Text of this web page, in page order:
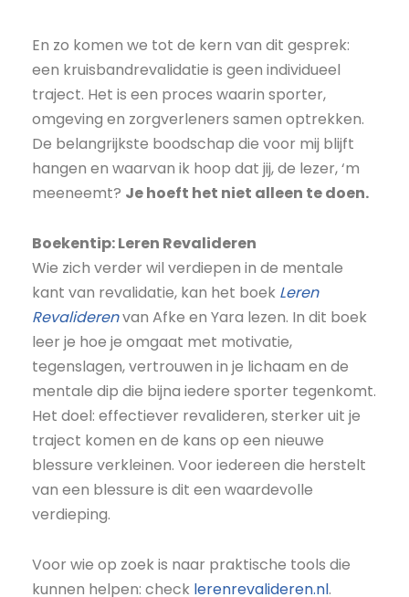
En zo komen we tot de kern van dit gesprek:
een kruisbandrevalidatie is geen individueel
traject. Het is een proces waarin sporter,
omgeving en zorgverleners samen optrekken.
De belangrijkste boodschap die voor mij blijft
hangen en waarvan ik hoop dat jij, de lezer, ‘m
meeneemt? Je hoeft het niet alleen te doen.
Boekentip: Leren Revalideren
Wie zich verder wil verdiepen in de mentale
kant van revalidatie, kan het boek Leren
Revaliderenvan Afke en Yara lezen. In dit boek
leer je hoe je omgaat met motivatie,
tegenslagen, vertrouwen in je lichaam en de
mentale dip die bijna iedere sporter tegenkomt.
Het doel: effectiever revalideren, sterker uit je
traject komen en de kans op een nieuwe
blessure verkleinen. Voor iedereen die herstelt
van een blessure is dit een waardevolle
verdieping.
Voor wie op zoek is naar praktische tools die
kunnen helpen: check lerenrevalideren.nl.